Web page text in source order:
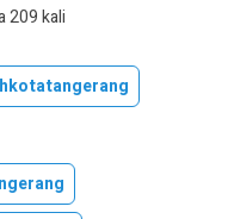
209 kali